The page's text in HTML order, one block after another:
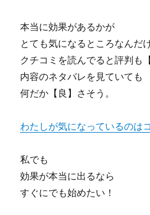
本当に効果があるかが
とても気になるところなんだけ
クチコミを読んでると評判も
内容のネタバレを見ていても
何だか【良】さそう。
わたしが気になっているのは
私でも
効果が本当に出るなら
すぐにでも始めたい！